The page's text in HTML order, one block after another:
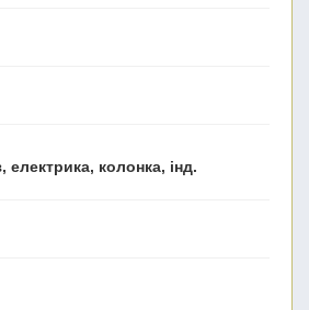
електрика, колонка, інд.